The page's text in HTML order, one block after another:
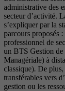
administrative des
secteur d’activité.
s’expliquer par la
parcours proposés
professionnel de
un BTS Gestion
Managériale) à
classique). De
transférables vers
gestion ou les